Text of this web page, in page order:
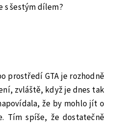
s šestým dílem?
prostředí GTA je rozhodně
zvláště, když je dnes tak
že by mohlo jít o
Tím spíše, že dostatečně